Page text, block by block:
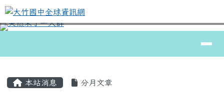
跳至主內容區
大竹國中全球資訊網
⏸
本站消息 分月文章